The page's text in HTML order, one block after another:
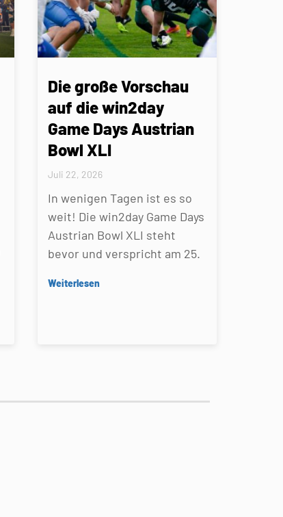
Die große Vorschau
auf die win2day
Game Days Austrian
Bowl XLI
Juli 22, 2026
In wenigen Tagen ist es so
weit! Die win2day Game Days
Austrian Bowl XLI steht
bevor und verspricht am 25.
Weiterlesen